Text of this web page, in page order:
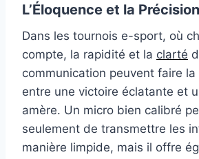
L’Éloquence et la Précision
Dans les tournois e-sport, où
compte, la rapidité et la clarté
communication peuvent faire
entre une victoire éclatante et
amère. Un micro bien calibré
seulement de transmettre les
manière limpide, mais il offre